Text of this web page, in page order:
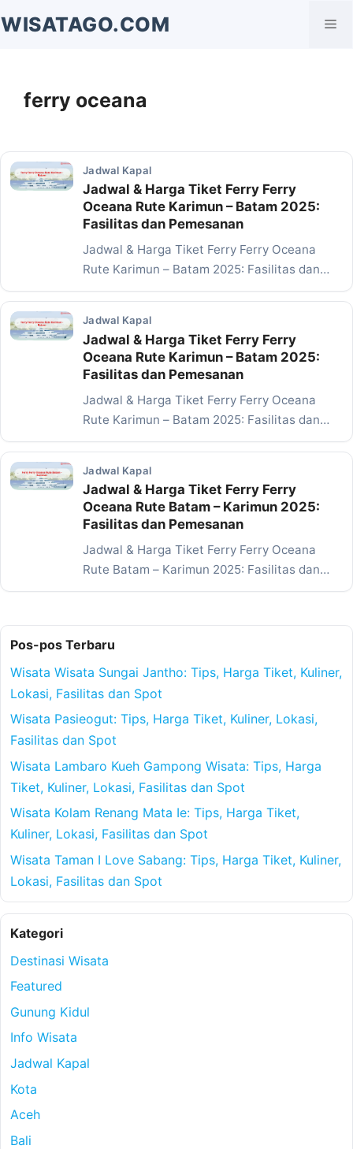
ke
WISATAGO.COM
ferry oceana
Jadwal Kapal
Jadwal & Harga Tiket Ferry Ferry
Oceana Rute Karimun – Batam 2025:
Fasilitas dan Pemesanan
Jadwal & Harga Tiket Ferry Ferry Oceana
Rute Karimun – Batam 2025: Fasilitas dan
Pemesanan…
Jadwal Kapal
Jadwal & Harga Tiket Ferry Ferry
Oceana Rute Karimun – Batam 2025:
Fasilitas dan Pemesanan
Jadwal & Harga Tiket Ferry Ferry Oceana
Rute Karimun – Batam 2025: Fasilitas dan
Pemesanan…
Jadwal Kapal
Jadwal & Harga Tiket Ferry Ferry
Oceana Rute Batam – Karimun 2025:
Fasilitas dan Pemesanan
Jadwal & Harga Tiket Ferry Ferry Oceana
Rute Batam – Karimun 2025: Fasilitas dan
Pemesanan…
Pos-pos Terbaru
Wisata Wisata Sungai Jantho: Tips, Harga Tiket, Kuliner,
Lokasi, Fasilitas dan Spot
Wisata Pasieogut: Tips, Harga Tiket, Kuliner, Lokasi,
Fasilitas dan Spot
Wisata Lambaro Kueh Gampong Wisata: Tips, Harga
Tiket, Kuliner, Lokasi, Fasilitas dan Spot
Wisata Kolam Renang Mata Ie: Tips, Harga Tiket,
Kuliner, Lokasi, Fasilitas dan Spot
Wisata Taman I Love Sabang: Tips, Harga Tiket, Kuliner,
Lokasi, Fasilitas dan Spot
Kategori
Destinasi Wisata
Featured
Gunung Kidul
Info Wisata
Jadwal Kapal
Kota
Aceh
Bali